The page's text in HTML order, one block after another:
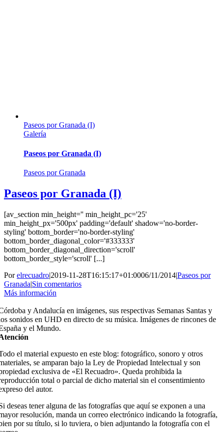
Paseos por Granada (I)
Galería
Paseos por Granada (I)
Paseos por Granada
Paseos por Granada (I)
[av_section min_height='' min_height_pc='25'
min_height_px='500px' padding='default' shadow='no-border-
styling' bottom_border='no-border-styling'
bottom_border_diagonal_color='#333333'
bottom_border_diagonal_direction='scroll'
bottom_border_style='scroll' [...]
Porelrecuadro|2019-11-28T16:15:17+01:0006/11/2014|Paseos por
Granada|Sin comentarios
Más información
y Andalucía en imágenes, sus respectivas Semanas Santas y
sonidos en UHD en directo de su música. Imágenes de rincones de
y el Mundo.
el material expuesto en este blog: fotográfico, sonoro y otros
se amparan bajo la Ley de Propiedad Intelectual y son
exclusiva de «El Recuadro». Queda prohibida la
total o parcial de dicho material sin el consentimiento
del autor.
deseas tener alguna de las fotografías que aquí se exponen a una
resolución, manda un correo electrónico indicando la fotografía,
por su título, si lo tuviera, o bien adjuntando la fotografía con el